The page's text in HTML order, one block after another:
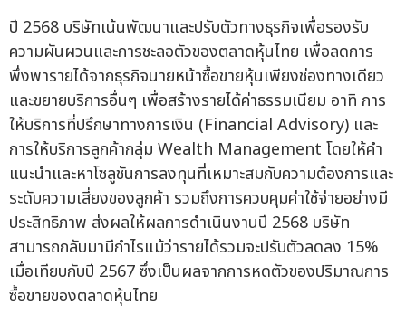
ปี 2568 บริษัทเน้นพัฒนาและปรับตัวทางธุรกิจเพื่อรองรับ
ความผันผวนและการชะลอตัวของตลาดหุ้นไทย เพื่อลดการ
พึ่งพารายได้จากธุรกิจนายหน้าซื้อขายหุ้นเพียงช่องทางเดียว
และขยายบริการอื่นๆ เพื่อสร้างรายได้ค่าธรรมเนียม อาทิ การ
ให้บริการที่ปรึกษาทางการเงิน (Financial Advisory) และ
การให้บริการลูกค้ากลุ่ม Wealth Management โดยให้คำ
แนะนำและหาโซลูชันการลงทุนที่เหมาะสมกับความต้องการและ
ระดับความเสี่ยงของลูกค้า รวมถึงการควบคุมค่าใช้จ่ายอย่างมี
ประสิทธิภาพ ส่งผลให้ผลการดำเนินงานปี 2568 บริษัท
สามารถกลับมามีกำไรแม้ว่ารายได้รวมจะปรับตัวลดลง 15%
เมื่อเทียบกับปี 2567 ซึ่งเป็นผลจากการหดตัวของปริมาณการ
ซื้อขายของตลาดหุ้นไทย